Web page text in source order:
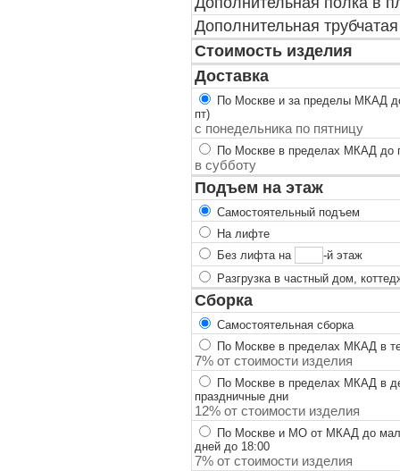
Дополнительная
Стоимость изделия
Доставка
По Москве и за пределы МКАД
пт)
с понедельника по пятницу
По Москве в пределах МКАД до
в субботу
Подъем на этаж
Самостоятельный подъем
На лифте
Без лифта на
-й этаж
Разгрузка в частный дом,
Сборка
Самостоятельная сборка
По Москве в пределах МКАД в
7% от стоимости изделия
По Москве в пределах МКАД в
праздничные дни
12% от стоимости изделия
По Москве и МО от МКАД до
дней до 18:00
7% от стоимости изделия